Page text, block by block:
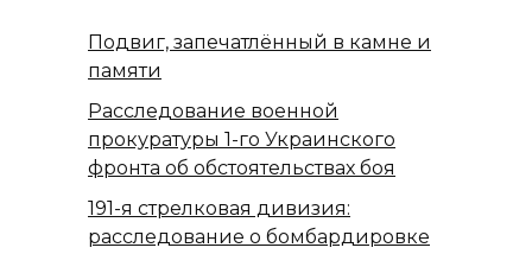
Подвиг, запечатлённый в камне и
памяти
Расследование военной
прокуратуры 1-го Украинского
фронта об обстоятельствах боя
191-я стрелковая дивизия:
расследование о бомбардировке